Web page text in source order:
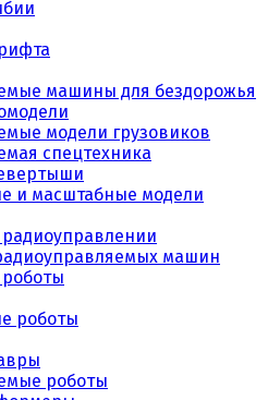
машины для бездорожья
модели грузовиков
спецтехника
и масштабные модели
машин
роботы
роботы